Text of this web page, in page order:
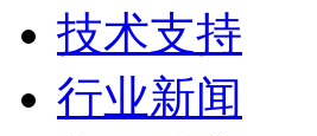
技术支持
行业新闻